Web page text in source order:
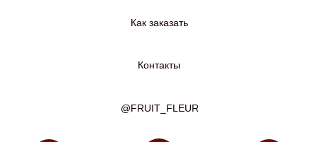
Как заказать
@FRUIT_FLEUR
Контакты